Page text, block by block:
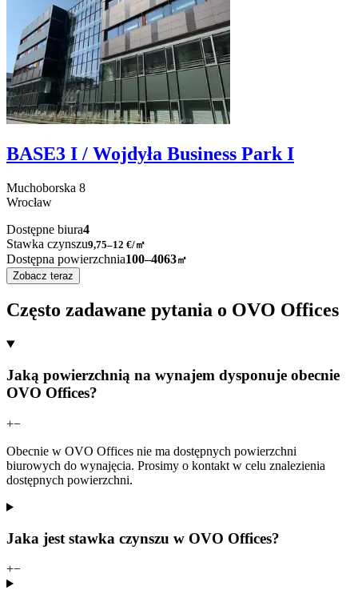
BASE3 I / Wojdyła Business Park I
Muchoborska 8
Wrocław
Dostępne biura4
Stawka czynszu9,75–12 €/㎡
Dostępna powierzchnia100–4063㎡
Zobacz teraz
Często zadawane pytania o OVO Offices
Jaką powierzchnią na wynajem dysponuje obecnie
OVO Offices?
+−
Obecnie w OVO Offices nie ma dostępnych powierzchni
biurowych do wynajęcia. Prosimy o kontakt w celu znalezienia
dostępnych powierzchni.
Jaka jest stawka czynszu w OVO Offices?
+−